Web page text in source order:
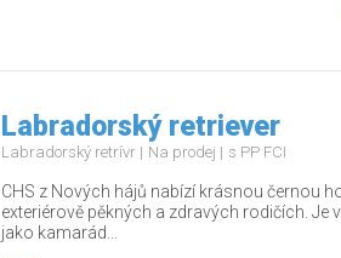
Labradorský retriever
Labradorský retrívr Na prodej s PP FCI
CHS z Nových hájů nabízí krásnou černou
exteriérově pěkných a zdravých rodičích. Je
jako kamarád...